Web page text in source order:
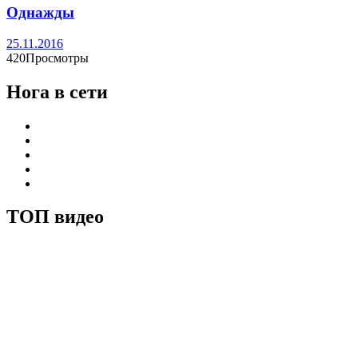
Однажды
25.11.2016
420Просмотры
Нога в сети
ТОП видео